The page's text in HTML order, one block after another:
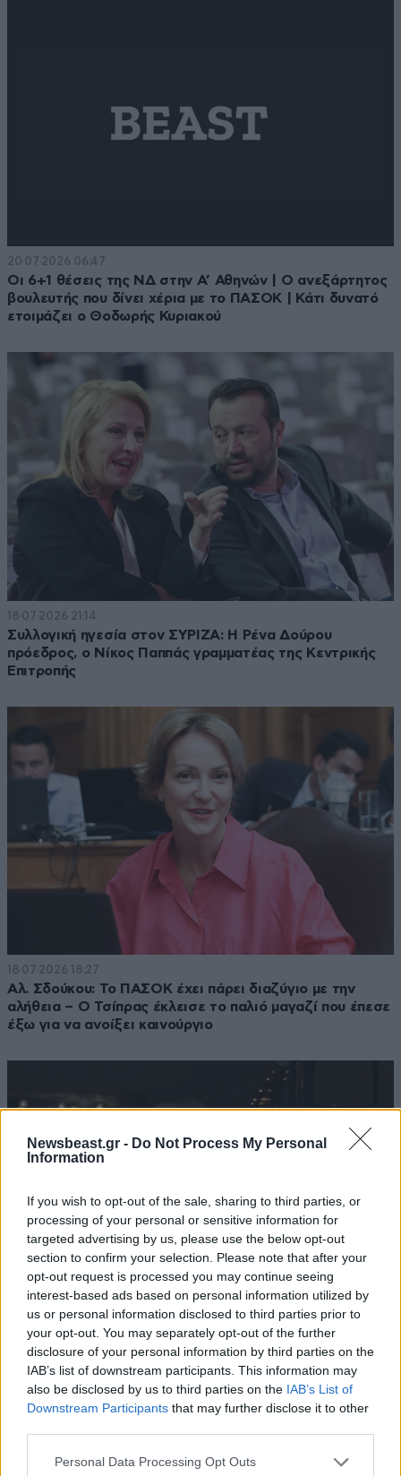
Newsbeast.gr - Do Not Process My Personal
Information
If you wish to opt-out of the sale, sharing to third parties, or
processing of your personal or sensitive information for
targeted advertising by us, please use the below opt-out
section to confirm your selection. Please note that after your
opt-out request is processed you may continue seeing
interest-based ads based on personal information utilized by
us or personal information disclosed to third parties prior to
your opt-out. You may separately opt-out of the further
disclosure of your personal information by third parties on the
IAB’s list of downstream participants. This information may
also be disclosed by us to third parties on the IAB’s List of
Downstream Participants that may further disclose it to other
Please note that this website/app uses one or more Google
Personal Data Processing Opt Outs
20·07·2026 06:47
Οι 6+1 θέσεις της ΝΔ στην Α’ Αθηνών | Ο ανεξάρτητος
βουλευτής που δίνει χέρια με το ΠΑΣΟΚ | Κάτι δυνατό
ετοιμάζει ο Θοδωρής Κυριακού
18·07·2026 21:14
Συλλογική ηγεσία στον ΣΥΡΙΖΑ: Η Ρένα Δούρου
πρόεδρος, ο Νίκος Παππάς γραμματέας της Κεντρικής
Επιτροπής
18·07·2026 18:27
Αλ. Σδούκου: Το ΠΑΣΟΚ έχει πάρει διαζύγιο με την
αλήθεια – Ο Τσίπρας έκλεισε το παλιό μαγαζί που έπεσε
έξω για να ανοίξει καινούργιο
18·07·2026 16:38
Παραιτήθηκε από την Κεντρική Επιτροπή του ΣΥΡΙΖΑ ο
Δημήτρης Χατζησωκράτης